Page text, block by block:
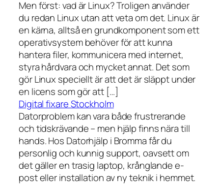
Men först: vad är Linux? Troligen använder
du redan Linux utan att veta om det. Linux är
en kärna, alltså en grundkomponent som ett
operativsystem behöver för att kunna
hantera filer, kommunicera med internet,
styra hårdvara och mycket annat. Det som
gör Linux speciellt är att det är släppt under
en licens som gör att […]
Digital fixare Stockholm
Datorproblem kan vara både frustrerande
och tidskrävande – men hjälp finns nära till
hands. Hos Datorhjälp i Bromma får du
personlig och kunnig support, oavsett om
det gäller en trasig laptop, krånglande e-
post eller installation av ny teknik i hemmet.